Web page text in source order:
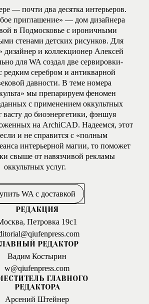
— почти два десятка интерьеров.
приглашение» — дом дизайнера
в Подмосковье с ироничными
стенами детских рисунков. Для
дизайнер и коллекционер Алексей
для WA создал две сервировки-
редким серебром и антикварной
давности. В теме номера
мы препарируем феномен
с применением оккультных
до биоэнергетики, фэншуя
на ArchiCAD. Надеемся, этот
и не справится с «полным
интерьерной магии, то поможет
свыше от навязчивой рекламы
оккультных услуг.
WA с доставкой
РЕДАКЦИЯ
Петровка 19с1
РЕДАКТОР
Вадим Костырин
w@qiufenpress.com
ГЛАВНОГО
РЕДАКТОРА
Арсений Штейнер